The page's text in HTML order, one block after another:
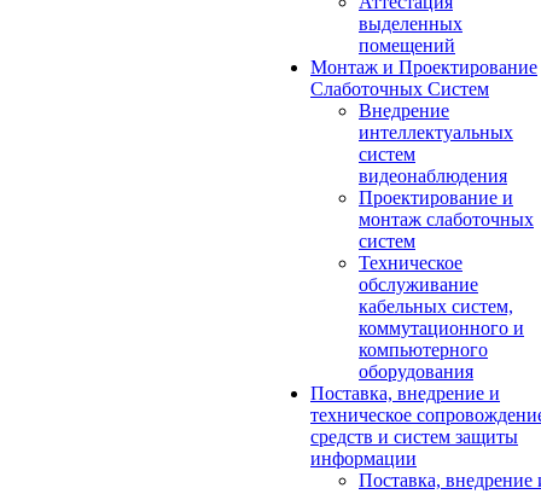
выделенных
помещений
Монтаж и Проектирование
Слаботочных Систем
Внедрение
интеллектуальных
систем
видеонаблюдения
Проектирование и
монтаж слаботочных
систем
Техническое
обслуживание
кабельных систем,
коммутационного и
компьютерного
оборудования
Поставка, внедрение и
техническое
средств и систем защиты
информации
Поставка, внедрение